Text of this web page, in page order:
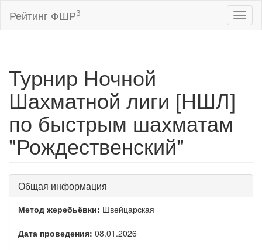
Рейтинг ФШРβ
Турнир Ночной
Шахматной лиги [НШЛ]
по быстрым шахматам
"Рождественский"
Общая информация
Метод жеребьёвки: Швейцарская
Дата проведения: 08.01.2026